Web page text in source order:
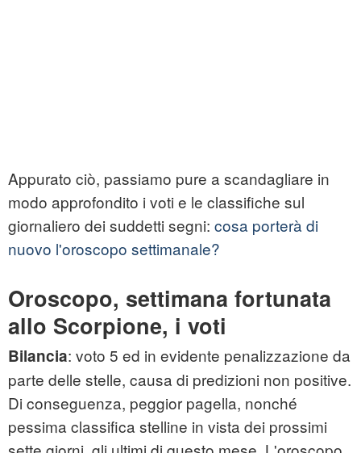
Appurato ciò, passiamo pure a scandagliare in
modo approfondito i voti e le classifiche sul
giornaliero dei suddetti segni: cosa porterà di
nuovo l'oroscopo settimanale?
Oroscopo, settimana fortunata
allo Scorpione, i voti
Bilancia: voto 5 ed in evidente penalizzazione da
parte delle stelle, causa di predizioni non positive.
Di conseguenza, peggior pagella, nonché
pessima classifica stelline in vista dei prossimi